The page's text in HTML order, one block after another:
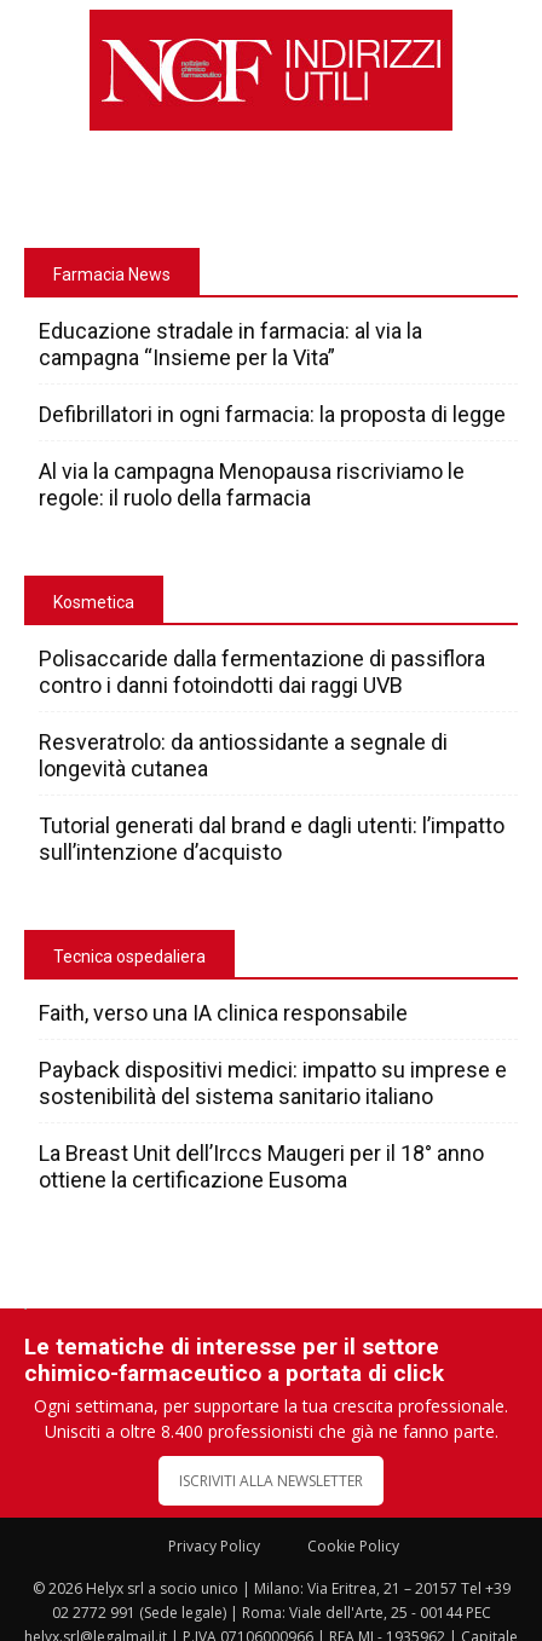
Farmacia News
Educazione stradale in farmacia: al via la
campagna “Insieme per la Vita”
Defibrillatori in ogni farmacia: la proposta di legge
Al via la campagna Menopausa riscriviamo le
regole: il ruolo della farmacia
Kosmetica
Polisaccaride dalla fermentazione di passiflora
contro i danni fotoindotti dai raggi UVB
Resveratrolo: da antiossidante a segnale di
longevità cutanea
Tutorial generati dal brand e dagli utenti: l’impatto
sull’intenzione d’acquisto
Tecnica ospedaliera
Faith, verso una IA clinica responsabile
Payback dispositivi medici: impatto su imprese e
sostenibilità del sistema sanitario italiano
La Breast Unit dell’Irccs Maugeri per il 18° anno
ottiene la certificazione Eusoma
Le tematiche di interesse per il settore
chimico-farmaceutico a portata di click
Ogni settimana, per supportare la tua crescita professionale.
Unisciti a oltre 8.400 professionisti che già ne fanno parte.
ISCRIVITI ALLA NEWSLETTER
Privacy Policy Cookie Policy
© 2026 Helyx srl a socio unico | Milano: Via Eritrea, 21 – 20157 Tel +39
02 2772 991 (Sede legale) | Roma: Viale dell'Arte, 25 - 00144 PEC
helyx.srl@legalmail.it | P.IVA 07106000966 | REA MI - 1935962 | Capitale